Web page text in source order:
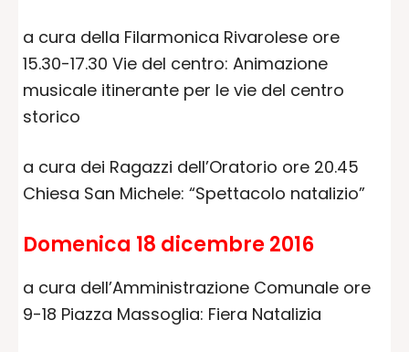
a cura della Filarmonica Rivarolese ore
15.30-17.30 Vie del centro: Animazione
musicale itinerante per le vie del centro
storico
a cura dei Ragazzi dell’Oratorio ore 20.45
Chiesa San Michele: “Spettacolo natalizio”
Domenica 18 dicembre 2016
a cura dell’Amministrazione Comunale ore
9-18 Piazza Massoglia: Fiera Natalizia